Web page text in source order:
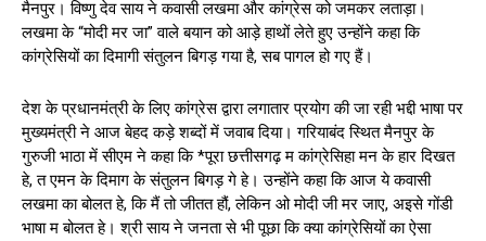
मैनपुर। विष्णु देव साय ने कवासी लखमा और कांग्रेस को जमकर लताड़ा।
लखमा के “मोदी मर जा” वाले बयान को आड़े हाथों लेते हुए उन्होंने कहा कि
कांग्रेसियों का दिमागी संतुलन बिगड़ गया है, सब पागल हो गए हैं।
देश के प्रधानमंत्री के लिए कांग्रेस द्वारा लगातार प्रयोग की जा रही भद्दी भाषा पर
मुख्यमंत्री ने आज बेहद कड़े शब्दों में जवाब दिया। गरियाबंद स्थित मैनपुर के
गुरुजी भाठा में सीएम ने कहा कि *पूरा छत्तीसगढ़ म कांग्रेसिहा मन के हार दिखत
हे, त एमन के दिमाग के संतुलन बिगड़ गे हे। उन्होंने कहा कि आज ये कवासी
लखमा का बोलत हे, कि मैं तो जीतत हौं, लेकिन ओ मोदी जी मर जाए, अइसे गोंडी
भाषा म बोलत हे। श्री साय ने जनता से भी पूछा कि क्या कांग्रेसियों का ऐसा